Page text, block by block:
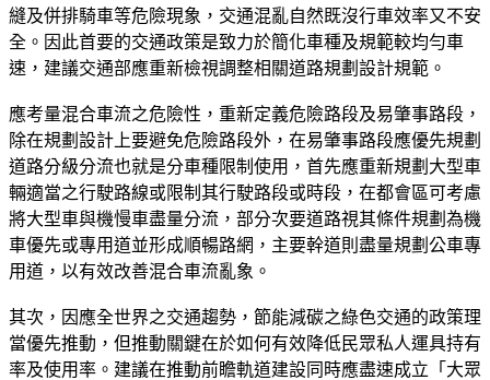
縫及併排騎車等危險現象，交通混亂自然既沒行車效率又不安
全。因此首要的交通政策是致力於簡化車種及規範較均勻車
速，建議交通部應重新檢視調整相關道路規劃設計規範。
應考量混合車流之危險性，重新定義危險路段及易肇事路段，
除在規劃設計上要避免危險路段外，在易肇事路段應優先規劃
道路分級分流也就是分車種限制使用，首先應重新規劃大型車
輛適當之行駛路線或限制其行駛路段或時段，在都會區可考慮
將大型車與機慢車盡量分流，部分次要道路視其條件規劃為機
車優先或專用道並形成順暢路網，主要幹道則盡量規劃公車專
用道，以有效改善混合車流亂象。
其次，因應全世界之交通趨勢，節能減碳之綠色交通的政策理
當優先推動，但推動關鍵在於如何有效降低民眾私人運具持有
率及使用率。建議在推動前瞻軌道建設同時應盡速成立「大眾